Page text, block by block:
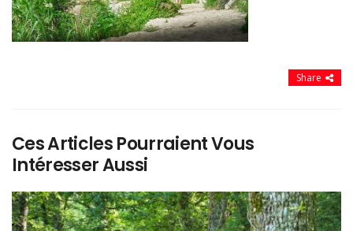
Share
Ces Articles Pourraient Vous
Intéresser Aussi